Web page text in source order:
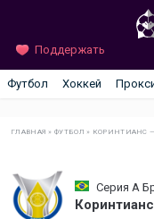
Поддержать
Футбол Хоккей
ГЛАВНАЯ »ФУТБОЛ » КОРИНТИАНС —
Серия А